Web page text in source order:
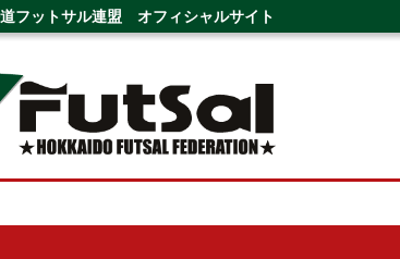
フットサル連盟 オフィシャルサイト